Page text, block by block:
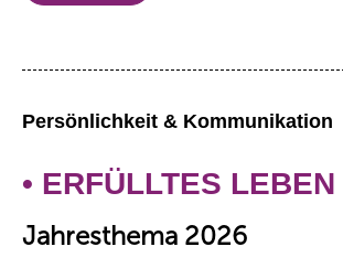
Persönlichkeit & Kommunikation
• ERFÜLLTES LEBEN
Jahresthema 2026